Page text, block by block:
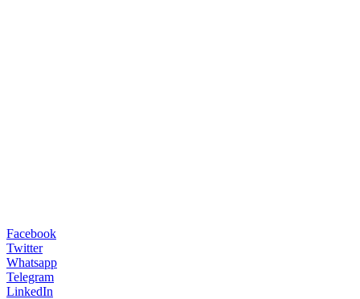
Facebook
Twitter
Whatsapp
Telegram
LinkedIn